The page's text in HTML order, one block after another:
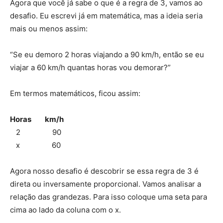
Agora que você já sabe o que é a regra de 3, vamos ao
desafio. Eu escrevi já em matemática, mas a ideia seria
mais ou menos assim:
“Se eu demoro 2 horas viajando a 90 km/h, então se eu
viajar a 60 km/h quantas horas vou demorar?”
Em termos matemáticos, ficou assim:
Horas km/h
2 90
x 60
Agora nosso desafio é descobrir se essa regra de 3 é
direta ou inversamente proporcional. Vamos analisar a
relação das grandezas. Para isso coloque uma seta para
cima ao lado da coluna com o x.